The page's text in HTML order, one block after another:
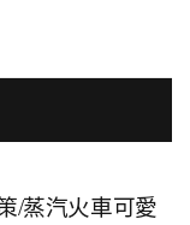
/蒸汽火車可愛